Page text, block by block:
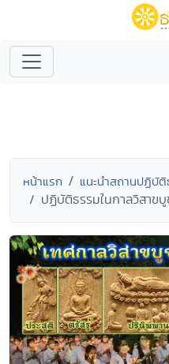
หน้าแรก แนะนำสถานปฏิบัติ
ปฏิบัติธรรมในกาลวิสา